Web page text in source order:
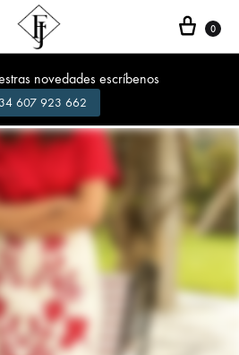
novedades escríbenos
607 923 662
Cesta
0